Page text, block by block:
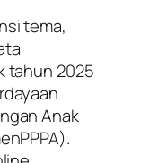
tema,
tahun 2025
Anak